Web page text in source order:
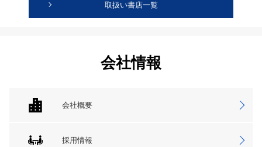
取扱い書店一覧
会社情報
会社概要
採用情報